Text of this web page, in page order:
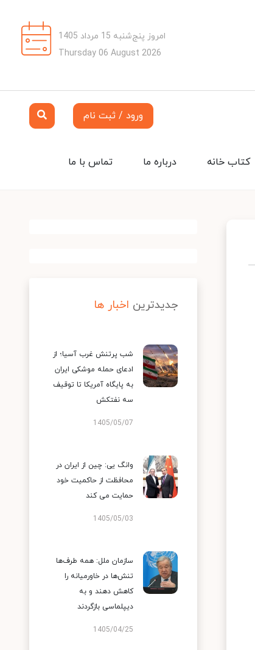
امروز پنج‌شنبه 15 مرداد 1405
Thursday 06 August 2026
ورود / ثبت نام
تماس با ما درباره ما کتاب خانه
جدیدترین اخبار ها
شب پرتنش غرب آسیا؛ از
ادعای حمله موشکی ایران
به پایگاه آمریکا تا توقیف
سه نفتکش
1405/05/07
وانگ یی: چین از ایران در
محافظت از حاکمیت خود
حمایت می کند
1405/05/03
سازمان ملل: همه طرف‌ها
تنش‌ها در خاورمیانه را
کاهش دهند و به
دیپلماسی بازگردند
1405/04/25